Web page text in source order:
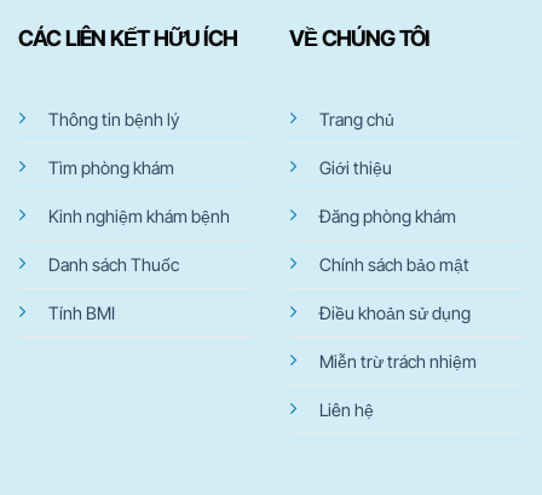
CÁC LIÊN KẾT HỮU ÍCH
Thông tin bệnh lý
Tìm phòng khám
Kinh nghiệm khám bệnh
Danh sách Thuốc
Tính BMI
VỀ CHÚNG TÔI
Trang chủ
Giới thiệu
Đăng phòng khám
Chính sách bảo mật
Điều khoản sử dụng
Miễn trừ trách nhiệm
Liên hệ